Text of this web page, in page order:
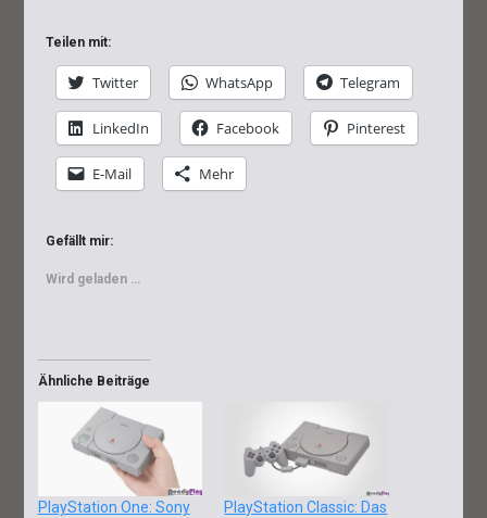
Teilen mit:
Twitter WhatsApp Telegram
LinkedIn Facebook Pinterest
E-Mail Mehr
Gefällt mir:
Wird geladen …
Ähnliche Beiträge
PlayStation One: Sony
PlayStation Classic: Das